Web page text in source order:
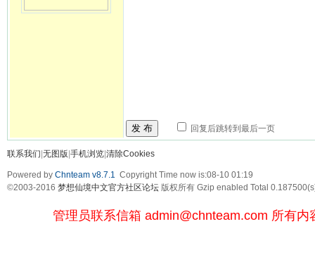
发 布 回复后跳转到最后一页
联系我们 无图版 手机浏览 清除Cookies
Powered by Chnteam v8.7.1 Copyright Time now is:08-10 01:19
©2003-2016 梦想仙境中文官方社区论坛 版权所有 Gzip enabled Total
管理员联系信箱 admin@chnteam.com 所有内